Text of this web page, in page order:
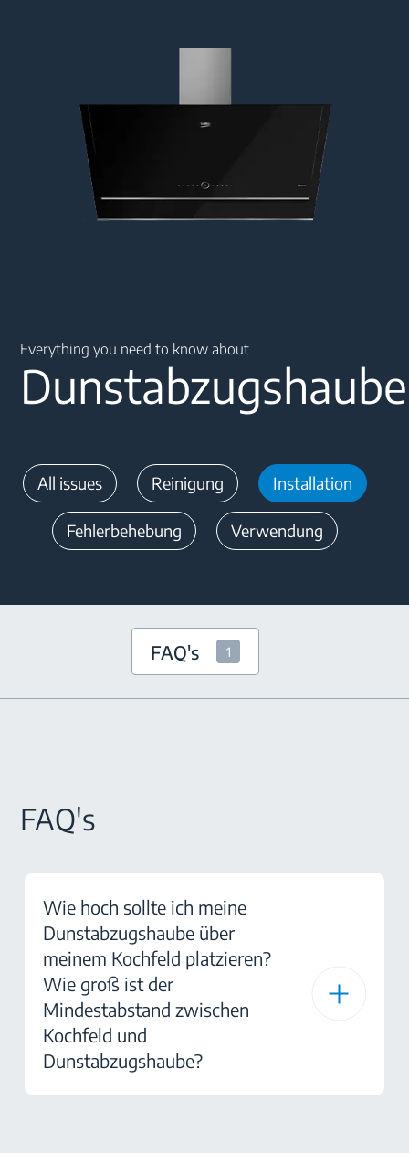
Everything you need to know about
Dunstabzugshaube
All issues Reinigung Installation
Fehlerbehebung Verwendung
FAQ's 1
FAQ's
Wie hoch sollte ich meine
Dunstabzugshaube über
meinem Kochfeld platzieren?
Wie groß ist der
Mindestabstand zwischen
Kochfeld und
Dunstabzugshaube?